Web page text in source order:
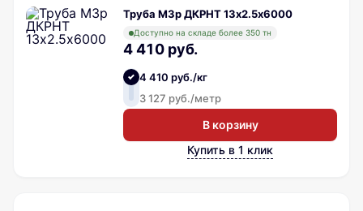
Труба М3р ДКРНТ 13х2.5х6000
Доступно на складе более 350 тн
4 410 руб.
4 410 руб./кг
3 127 руб./метр
В корзину
Купить в 1 клик